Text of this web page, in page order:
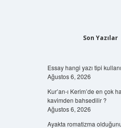
Son Yazılar
Essay hangi yazı tipi
Ağustos 6, 2026
Kur’an-ı Kerim’de en çok
kavimden bahsedilir ?
Ağustos 6, 2026
Ayakta romatizma